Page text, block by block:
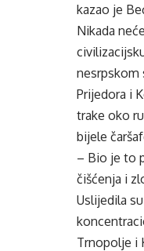
kazao je
Nikada
nesrpskom
Prijedora i
trake oko
bijele
– Bio je to
čišćenja i
Uslijedila
Trnopolje i